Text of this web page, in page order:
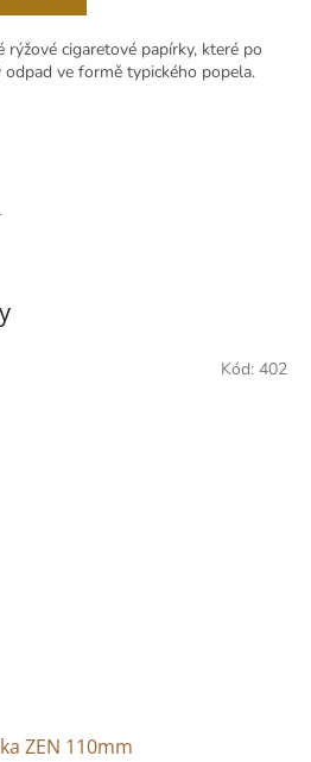
cigaretové papírky, které po
ve formě typického popela.
ZEN 110mm
Kód: 402